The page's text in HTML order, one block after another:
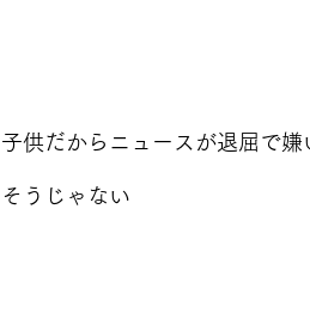
子供だからニュースが退屈で
そうじゃない